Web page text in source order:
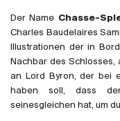
USA
Ungarn
Libanon
Neuseeland
Der Name Chasse-
Charles Baudelaires
Illustrationen der in
Nachbar des Schlosses,
an Lord Byron, der bei
haben soll, dass
seinesgleichen hat, um